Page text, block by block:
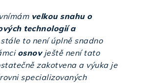
velkou snahu o
technologií a
to není úplně snadno
osnovještě není tato
zakotvena a výuka je
specializovaných